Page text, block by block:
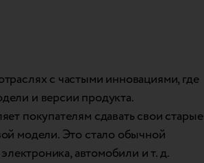
с частыми инновациями, где
и версии продукта.
покупателям сдавать свои старые
модели. Это стало обычной
автомобили и т. д.